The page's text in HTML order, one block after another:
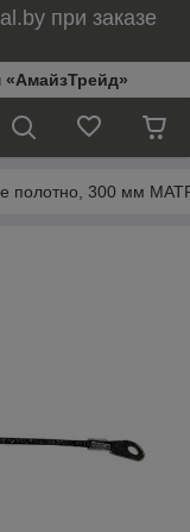
при заказе
«АмайзТрейд»
полотно, 300 мм